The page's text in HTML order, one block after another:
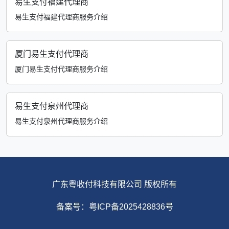
易生支付福建代理商
易生支付福建代理商服务介绍
厦门易生支付代理商
厦门易生支付代理商服务介绍
易生支付泉州代理商
易生支付泉州代理商服务介绍
广东粤收付科技有限公司 版权所有
备案号：粤ICP备2025428836号